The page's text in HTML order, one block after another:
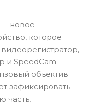
— новое
которое
и SpeedCam
объектив
зафиксировать
часть,